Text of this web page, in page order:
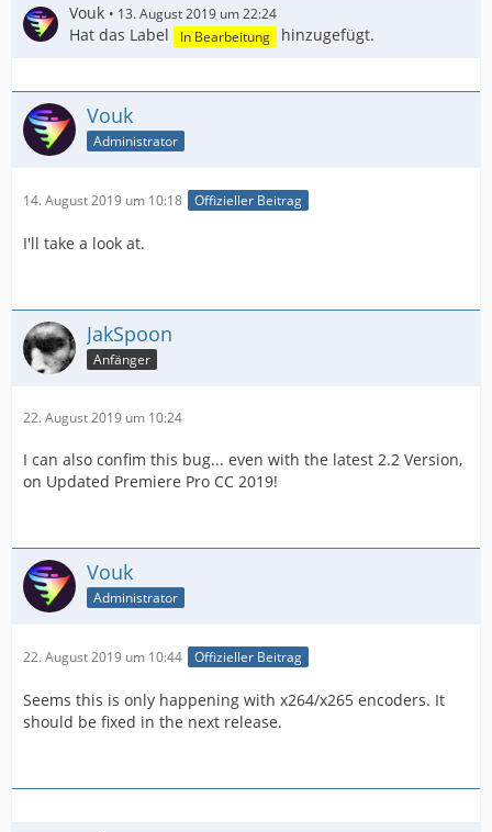
Vouk 13. August 2019 um 22:24
Hat das Label In Bearbeitung hinzugefügt.
Vouk
Administrator
14. August 2019 um 10:18 Offizieller Beitrag
I'll take a look at.
JakSpoon
Anfänger
22. August 2019 um 10:24
I can also confim this bug... even with the latest 2.2 Version,
on Updated Premiere Pro CC 2019!
Vouk
Administrator
22. August 2019 um 10:44 Offizieller Beitrag
Seems this is only happening with x264/x265 encoders. It
should be fixed in the next release.